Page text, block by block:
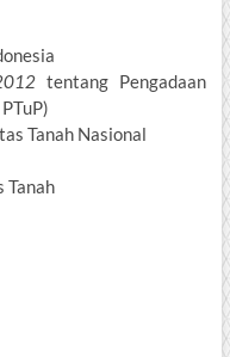
tentang Pengadaan
Tanah Nasional
Tanah